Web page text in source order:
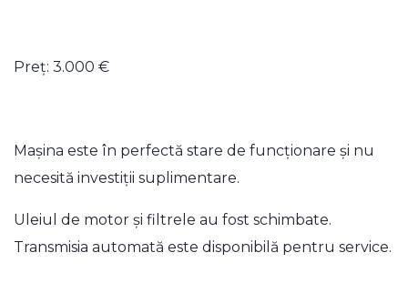
Preț: 3.000 €
Mașina este în perfectă stare de funcționare și nu
necesită investiții suplimentare.
Uleiul de motor și filtrele au fost schimbate.
Transmisia automată este disponibilă pentru service.